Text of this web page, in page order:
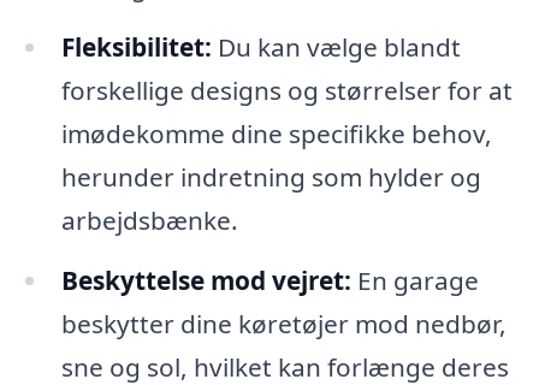
Fleksibilitet: Du kan vælge blandt
forskellige designs og størrelser for at
imødekomme dine specifikke behov,
herunder indretning som hylder og
arbejdsbænke.
Beskyttelse mod vejret: En garage
beskytter dine køretøjer mod nedbør,
sne og sol, hvilket kan forlænge deres